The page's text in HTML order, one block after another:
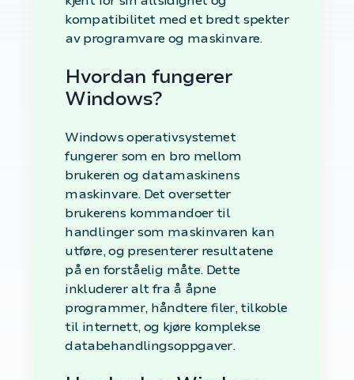
kompatibilitet med et bredt spekter
av programvare og maskinvare.
Hvordan fungerer
Windows?
Windows operativsystemet
fungerer som en bro mellom
brukeren og datamaskinens
maskinvare. Det oversetter
brukerens kommandoer til
handlinger som maskinvaren kan
utføre, og presenterer resultatene
på en forståelig måte. Dette
inkluderer alt fra å åpne
programmer, håndtere filer, tilkoble
til internett, og kjøre komplekse
databehandlingsoppgaver.